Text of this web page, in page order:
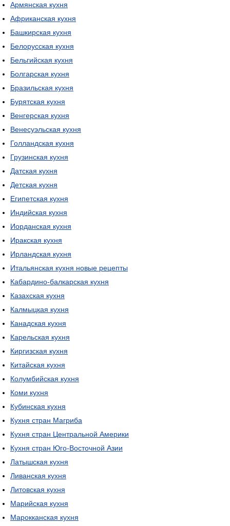
Армянская кухня
Африканская кухня
Башкирская кухня
Белорусская кухня
Бельгийская кухня
Болгарская кухня
Бразильская кухня
Бурятская кухня
Венгерская кухня
Венесуэльская кухня
Голландская кухня
Грузинская кухня
Датская кухня
Детская кухня
Египетская кухня
Индийская кухня
Иорданская кухня
Иракская кухня
Ирландская кухня
Итальянская кухня новые рецепты
Кабардино-балкарская кухня
Казахская кухня
Калмыцкая кухня
Канадская кухня
Карельская кухня
Киргизская кухня
Китайская кухня
Колумбийская кухня
Коми кухня
Кубинская кухня
Кухня стран Магриба
Кухня стран Центральной Америки
Кухня стран Юго-Восточной Азии
Латышская кухня
Ливанская кухня
Литовская кухня
Марийская кухня
Марокканская кухня